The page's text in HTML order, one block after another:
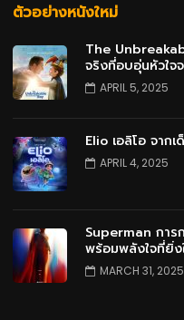
ตัวอย่างหนังใหม่
The
จริงที่อบอุ่นหัวใจ
APRIL 5, 2025
Elio เอลิโอ จาก
APRIL 4, 2025
Superman การ
พร้อมพลังใจที่ยิ่ง
MARCH 31, 2025